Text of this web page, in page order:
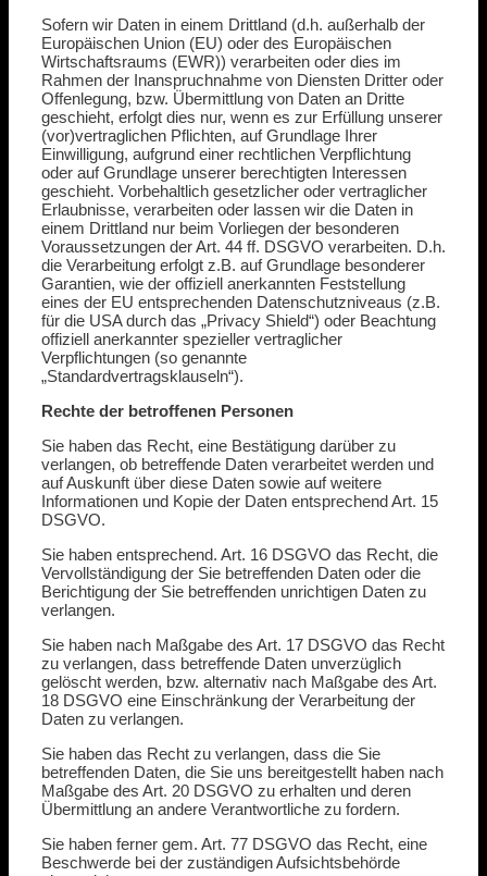
Sofern wir Daten in einem Drittland (d.h. außerhalb der
Europäischen Union (EU) oder des Europäischen
Wirtschaftsraums (EWR)) verarbeiten oder dies im
Rahmen der Inanspruchnahme von Diensten Dritter oder
Offenlegung, bzw. Übermittlung von Daten an Dritte
geschieht, erfolgt dies nur, wenn es zur Erfüllung unserer
(vor)vertraglichen Pflichten, auf Grundlage Ihrer
Einwilligung, aufgrund einer rechtlichen Verpflichtung
oder auf Grundlage unserer berechtigten Interessen
geschieht. Vorbehaltlich gesetzlicher oder vertraglicher
Erlaubnisse, verarbeiten oder lassen wir die Daten in
einem Drittland nur beim Vorliegen der besonderen
Voraussetzungen der Art. 44 ff. DSGVO verarbeiten. D.h.
die Verarbeitung erfolgt z.B. auf Grundlage besonderer
Garantien, wie der offiziell anerkannten Feststellung
eines der EU entsprechenden Datenschutzniveaus (z.B.
für die USA durch das „Privacy Shield“) oder Beachtung
offiziell anerkannter spezieller vertraglicher
Verpflichtungen (so genannte
„Standardvertragsklauseln“).
Rechte der betroffenen Personen
Sie haben das Recht, eine Bestätigung darüber zu
verlangen, ob betreffende Daten verarbeitet werden und
auf Auskunft über diese Daten sowie auf weitere
Informationen und Kopie der Daten entsprechend Art. 15
DSGVO.
Sie haben entsprechend. Art. 16 DSGVO das Recht, die
Vervollständigung der Sie betreffenden Daten oder die
Berichtigung der Sie betreffenden unrichtigen Daten zu
verlangen.
Sie haben nach Maßgabe des Art. 17 DSGVO das Recht
zu verlangen, dass betreffende Daten unverzüglich
gelöscht werden, bzw. alternativ nach Maßgabe des Art.
18 DSGVO eine Einschränkung der Verarbeitung der
Daten zu verlangen.
Sie haben das Recht zu verlangen, dass die Sie
betreffenden Daten, die Sie uns bereitgestellt haben nach
Maßgabe des Art. 20 DSGVO zu erhalten und deren
Übermittlung an andere Verantwortliche zu fordern.
Sie haben ferner gem. Art. 77 DSGVO das Recht, eine
Beschwerde bei der zuständigen Aufsichtsbehörde